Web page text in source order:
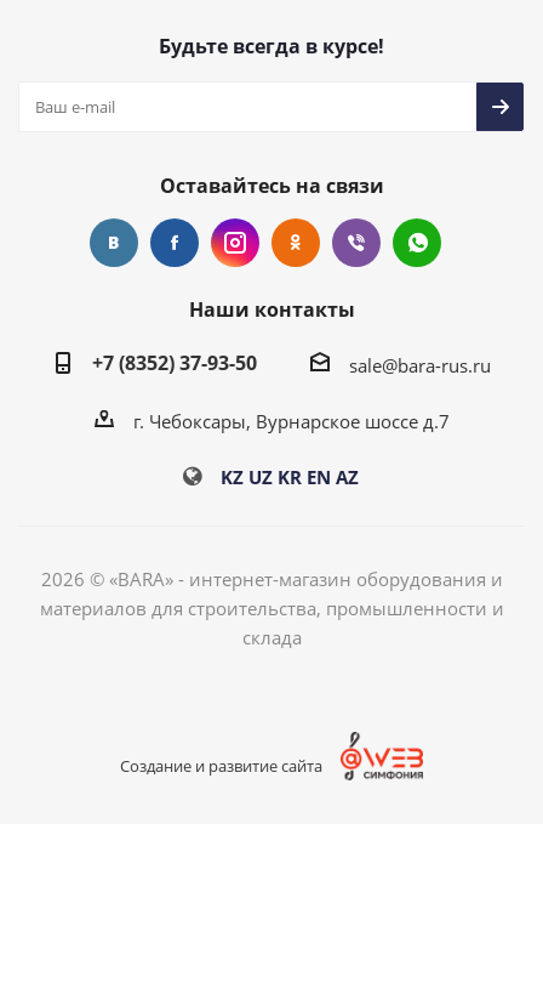
Будьте всегда в курсе!
Оставайтесь на связи
Наши контакты
+7 (8352) 37-93-50
sale@bara-rus.ru
г. Чебоксары, Вурнарское шоссе д.7
KZ UZ KR EN AZ
2026 © «BARA» - интернет-магазин оборудования и
материалов для строительства, промышленности и
склада
Создание и развитие сайта